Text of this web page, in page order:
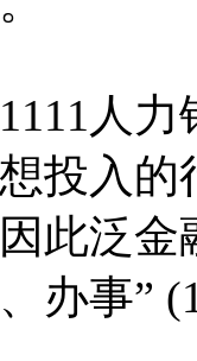
人
投入的
此泛金
办事”